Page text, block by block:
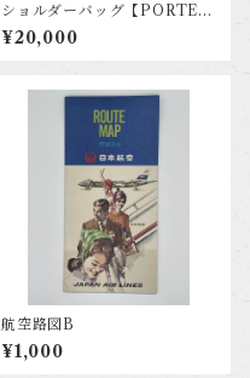
ショルダーバッグ【PORTER
FRAME】
¥20,000
航空路図B
¥1,000